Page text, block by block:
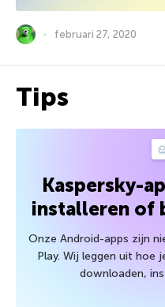
februari 27, 2020
Tips
Kaspersky-
installeren of
Onze Android-apps zijn
Play. Wij leggen uit hoe
downloaden,